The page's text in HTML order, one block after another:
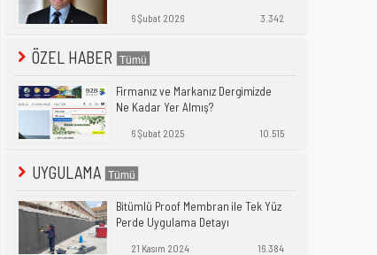
6 Şubat 2026 3.342
ÖZEL HABER
Firmanız ve Markanız Dergimizde
Ne Kadar Yer Almış?
6 Şubat 2025 10.515
UYGULAMA
Bitümlü Proof Membran ile Tek Yüz
Perde Uygulama Detayı
21 Kasım 2024 16.384